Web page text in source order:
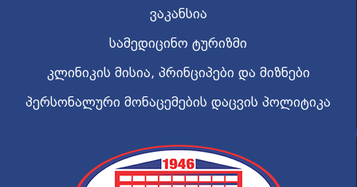
ვაკანსია
სამედიცინო ტურიზმი
კლინიკის მისია, პრინციპები და მიზნები
პერსონალური მონაცემების დაცვის პოლიტიკა